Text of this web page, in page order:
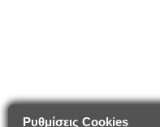
Ρυθμίσεις Cookies